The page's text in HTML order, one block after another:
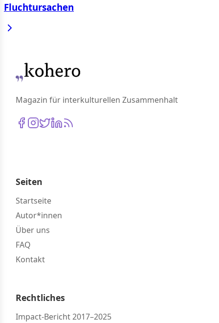
Fluchtursachen
Magazin für interkulturellen Zusammenhalt
Seiten
Startseite
Autor*innen
Über uns
FAQ
Kontakt
Rechtliches
Impact-Bericht 2017–2025